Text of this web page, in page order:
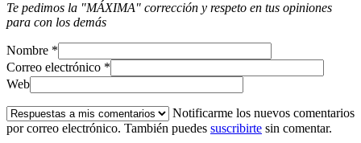
Te pedimos la "MÁXIMA" corrección y respeto en tus opiniones
para con los demás
Nombre *
Correo electrónico *
Web
Notificarme los nuevos comentarios
por correo electrónico. También puedes suscribirte sin comentar.